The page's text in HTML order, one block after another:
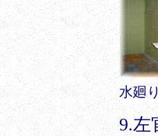
水廻
9.左